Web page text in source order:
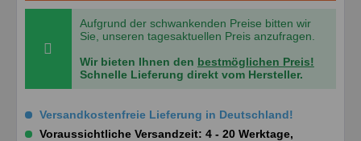
Aufgrund der schwankenden Preise bitten wir
Sie, unseren tagesaktuellen Preis anzufragen.
Wir bieten Ihnen den bestmöglichen Preis!
Schnelle Lieferung direkt vom Hersteller.
Versandkostenfreie Lieferung in Deutschland!
Voraussichtliche Versandzeit: 4 - 20 Werktage,